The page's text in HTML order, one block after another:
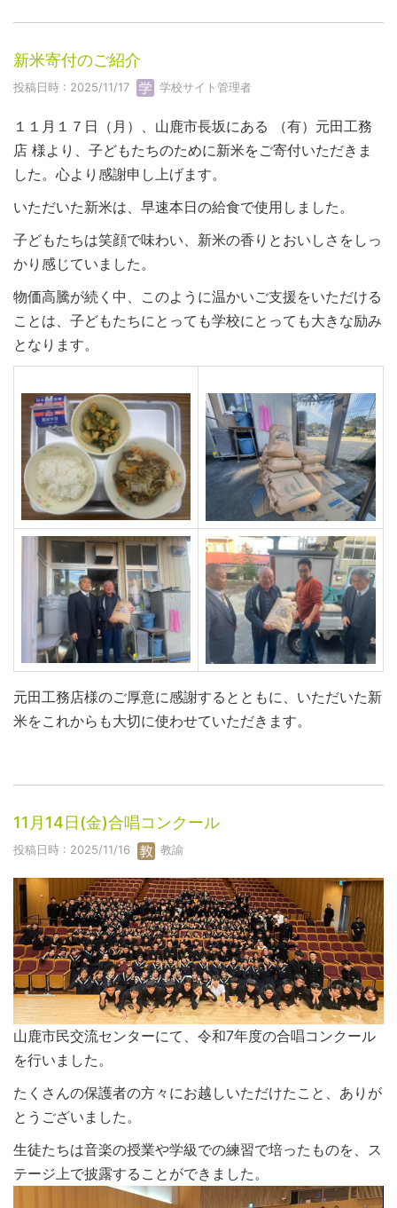
新米寄付のご紹介
投稿日時 : 2025/11/17 学校サイト管理者
１１月１７日（月）、山鹿市長坂にある （有）元田工務
店 様より、子どもたちのために新米をご寄付いただきま
した。心より感謝申し上げます。
いただいた新米は、早速本日の給食で使用しました。
子どもたちは笑顔で味わい、新米の香りとおいしさをしっ
かり感じていました。
物価高騰が続く中、このように温かいご支援をいただける
ことは、子どもたちにとっても学校にとっても大きな励み
となります。
元田工務店様のご厚意に感謝するとともに、いただいた新
米をこれからも大切に使わせていただきます。
11月14日(金)合唱コンクール
投稿日時 : 2025/11/16 教諭
山鹿市民交流センターにて、令和7年度の合唱コンクール
を行いました。
たくさんの保護者の方々にお越しいただけたこと、ありが
とうございました。
生徒たちは音楽の授業や学級での練習で培ったものを、ス
テージ上で披露することができました。